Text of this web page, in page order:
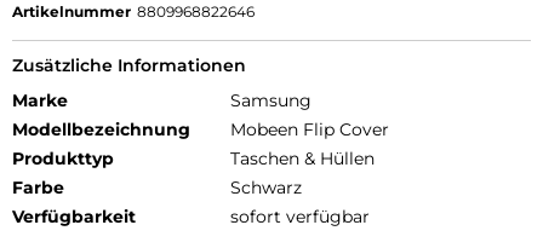
Artikelnummer 8809968822646
Zusätzliche Informationen
Marke
Samsung
Modellbezeichnung
Mobeen Flip Cover
Produkttyp
Taschen & Hüllen
Farbe
Schwarz
Verfügbarkeit
sofort verfügbar